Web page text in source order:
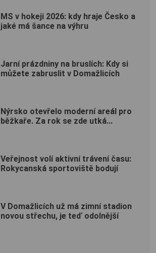
MS v hokeji 2026: kdy hraje Česko a
jaké má šance na výhru
Jarní prázdniny na bruslích: Kdy si
můžete zabruslit v Domažlicích
Nýrsko otevřelo moderní areál pro
běžkaře. Za rok se zde utká...
Veřejnost volí aktivní trávení času:
Rokycanská sportoviště bodují
V Domažlicích už má zimní stadion
novou střechu, je teď odolnější